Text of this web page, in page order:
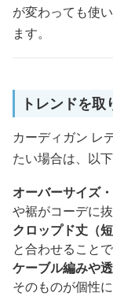
が変わっても使
ます。
トレンドを
カーディガン レ
たい場合は、以
オーバーサイズ
や裾がコーデに
クロップド丈（短
と合わせること
ケーブル編みや
そのものが個性